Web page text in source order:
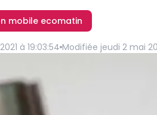
mobile ecomatin
à 19:03:54 Modifiée jeudi 2 mai